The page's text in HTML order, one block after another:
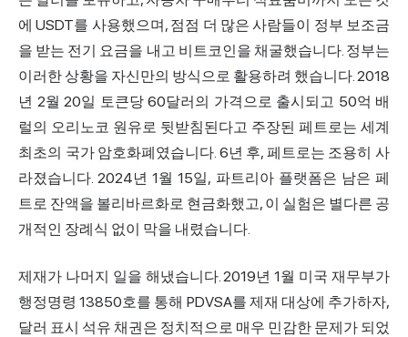
에 USDT를 사용했으며, 점점 더 많은 사람들이 정부 보조금
을 받는 전기 요금을 내고 비트코인을 채굴했습니다. 정부는
이러한 상황을 자신만의 방식으로 활용하려 했습니다. 2018
년 2월 20일 토큰당 60달러의 가격으로 출시되고 50억 배
럴의 오리노코 원유로 뒷받침된다고 주장된 페트로는 세계
최초의 국가 암호화폐였습니다. 6년 후, 페트로는 조용히 사
라졌습니다. 2024년 1월 15일, 파트리아 플랫폼은 남은 페
트로 잔액을 볼리바르화로 현금화했고, 이 실험은 별다른 공
개적인 장례식 없이 막을 내렸습니다.
제재가 나머지 일을 해냈습니다. 2019년 1월 미국 재무부가
행정명령 13850호를 통해 PDVSA를 제재 대상에 추가하자,
달러 표시 석유 채권은 정치적으로 매우 민감한 문제가 되었